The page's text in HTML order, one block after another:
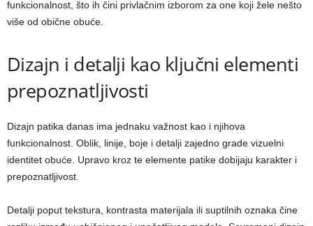
funkcionalnost, što ih čini privlačnim izborom za one koji žele nešto
više od obične obuće.
Dizajn i detalji kao ključni elementi
prepoznatljivosti
Dizajn patika danas ima jednaku važnost kao i njihova
funkcionalnost. Oblik, linije, boje i detalji zajedno grade vizuelni
identitet obuće. Upravo kroz te elemente patike dobijaju karakter i
prepoznatljivost.
Detalji poput tekstura, kontrasta materijala ili suptilnih oznaka čine